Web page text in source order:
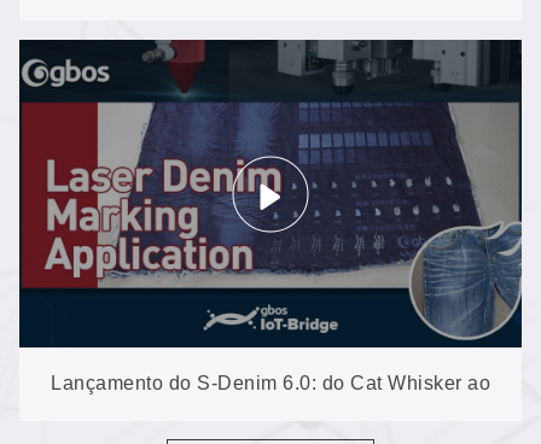
para jeans de boutique (XXP5-600-3D)
Lançamento do S-Denim 6.0: do Cat Whisker ao